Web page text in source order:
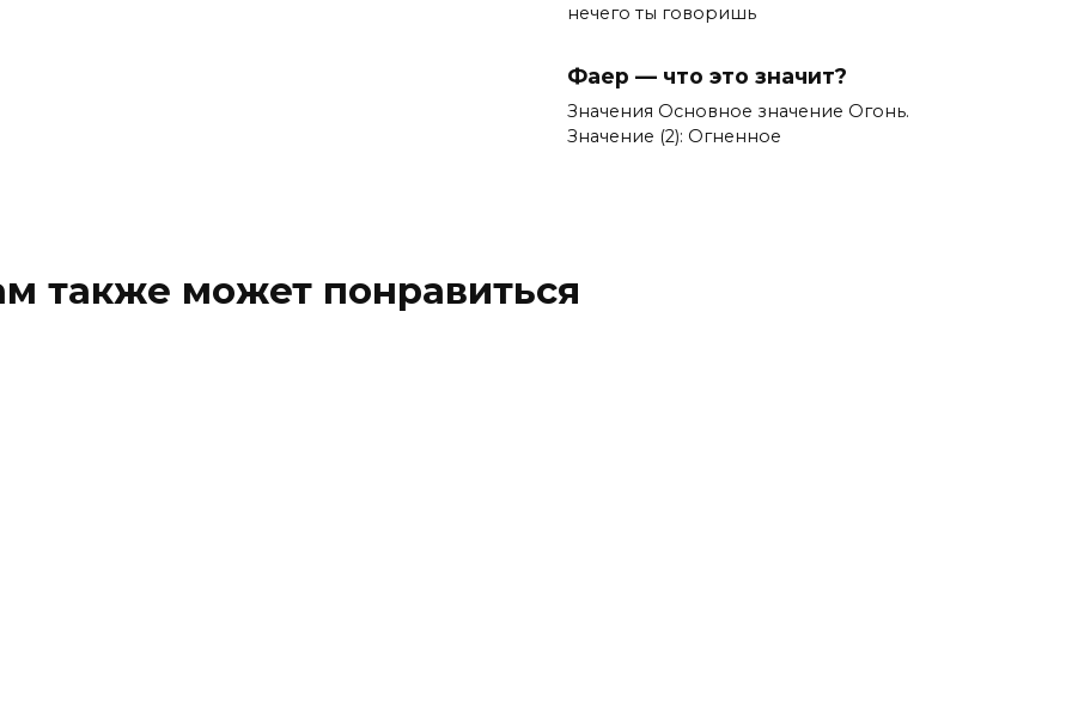
нечего ты говоришь
Фаер — что это значит?
Значения Основное значение Огонь.
Значение (2): Огненное
также может понравиться